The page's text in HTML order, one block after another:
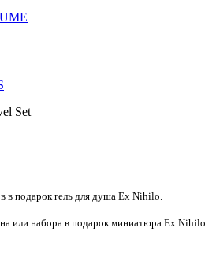
Set
в подарок гель для душа Ex Nihilo.
или набора в подарок миниатюра Ex Nihilo